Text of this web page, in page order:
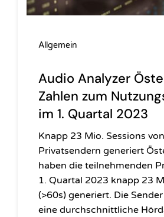
Allgemein
Audio Analyzer
Zahlen zum
im 1. Quartal 2023
Knapp 23 Mio. Sessions von
Privatsendern generiert
haben die teilnehmenden
1. Quartal 2023 knapp 23
(>60s) generiert. Die
eine durchschnittliche